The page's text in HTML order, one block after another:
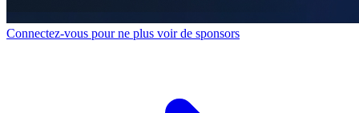
Connectez-vous pour ne plus voir de sponsors